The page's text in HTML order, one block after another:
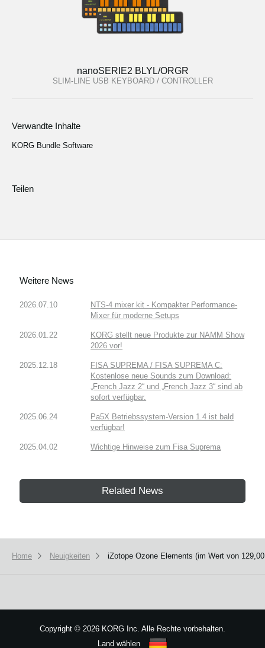
nanoSERIE2 BLYL/ORGR
SLIM-LINE USB KEYBOARD / CONTROLLER
Verwandte Inhalte
KORG Bundle Software
Teilen
Weitere News
2026.07.10
NTS-4 mixer kit - Kompakter Performance-
Mixer für moderne Setups
2026.01.22
KORG stellt neue Produkte zur NAMM Show
2026 vor!
2025.12.18
FISA SUPREMA / FISA SUPREMA C:
Kostenlose neue Sounds zum Download:
„French Jazz 2“ und „French Jazz 3“ sind ab
sofort verfügbar.
2025.06.24
Pa5X Betriebssystem-Version 1.4 ist bald
verfügbar!
2025.04.02 Wichtige Hinweise zum Fisa Suprema
Related News
Home Neuigkeiten iZotope Ozone Elements (im Wert von
Copyright © 2026 KORG Inc. Alle Rechte vorbehalten.
Land wählen